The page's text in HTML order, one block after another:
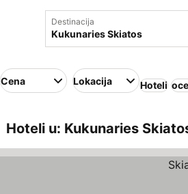
Destinacija
Cena Lokacija Hoteli
Hoteli u: Kukunaries